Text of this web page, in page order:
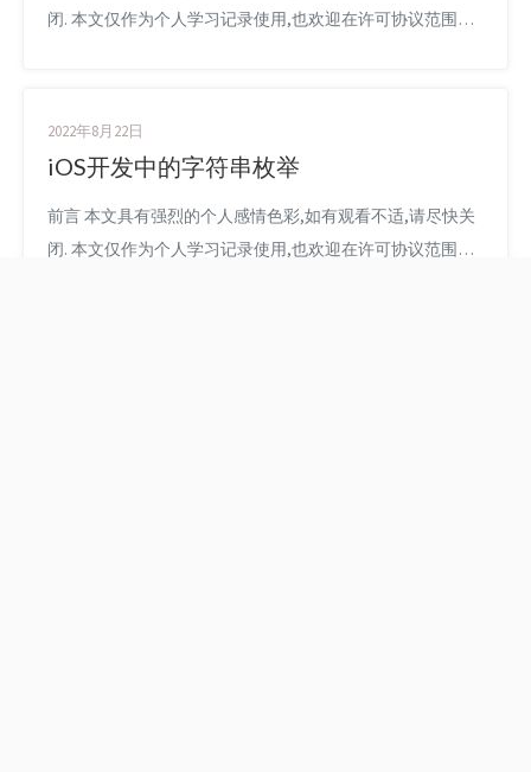
闭. 本文仅作为个人学习记录使用,也欢迎在许可协议范围内
推荐大家买它的课程,本篇文章主要是学习时记录的笔记,记
录大佬讲述的内容. 学习资料 Awesom...
2022年8月22日
iOS开发中的字符串枚举
前言 本文具有强烈的个人感情色彩,如有观看不适,请尽快关
闭. 本文仅作为个人学习记录使用,也欢迎在许可协议范围内